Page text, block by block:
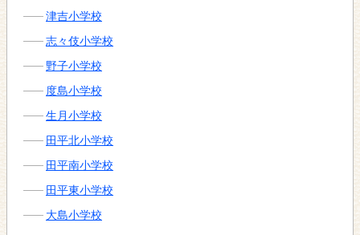
津吉小学校
志々伎小学校
野子小学校
度島小学校
生月小学校
田平北小学校
田平南小学校
田平東小学校
大島小学校